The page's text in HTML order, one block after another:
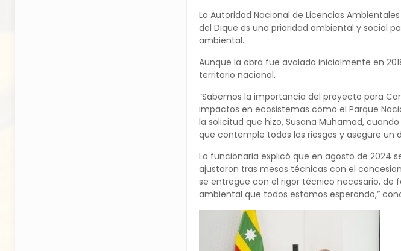
La Autoridad Nacional de Licencias
del Dique es una prioridad ambiental y social
ambiental.
Aunque la obra fue avalada inicialmente en
territorio nacional.
“Sabemos la importancia del proyecto para
impactos en ecosistemas como el Parque
la solicitud que hizo, Susana Muhamad,
que contemple todos los riesgos y asegure un
La funcionaria explicó que en agosto de 2024
ajustaron tras mesas técnicas con el
se entregue con el rigor técnico necesario, de
ambiental que todos estamos esperando,”